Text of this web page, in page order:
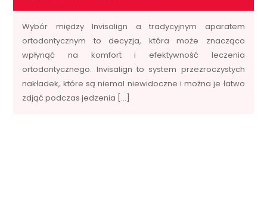
Wybór między Invisalign a tradycyjnym aparatem
ortodontycznym to decyzja, która może znacząco
wpłynąć na komfort i efektywność leczenia
ortodontycznego. Invisalign to system przezroczystych
nakładek, które są niemal niewidoczne i można je łatwo
zdjąć podczas jedzenia […]